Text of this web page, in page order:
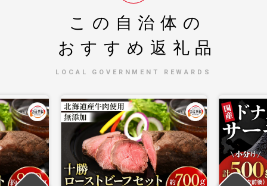
この自治体の
おすすめ返礼品
LOCAL GOVERNMENT REWARDS